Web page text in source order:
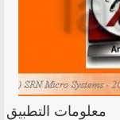
معلومات التطبيق